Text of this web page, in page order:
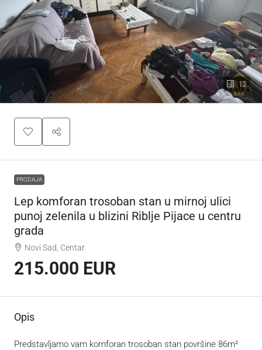
12
PRODAJA
Lep komforan trosoban stan u mirnoj ulici
punoj zelenila u blizini Riblje Pijace u centru
grada
Novi Sad, Centar
215.000 EUR
Opis
Predstavljamo vam komforan trosoban stan površine 86m²